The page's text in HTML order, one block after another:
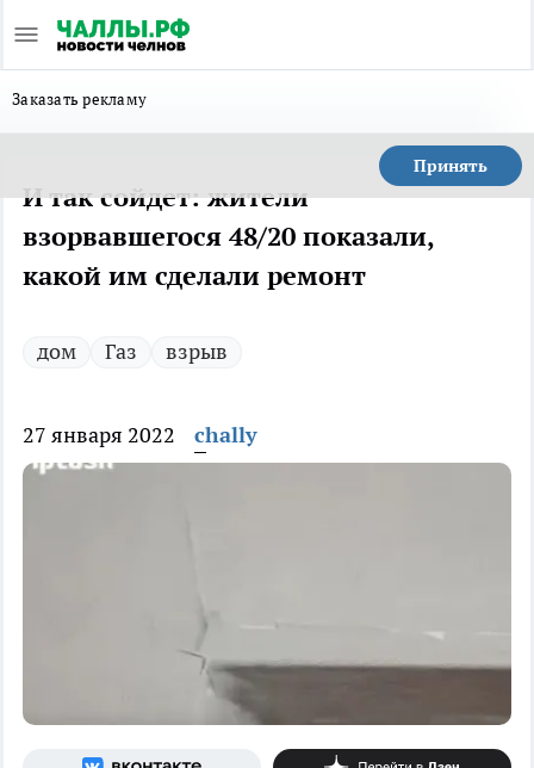
Заказать рекламу
Принять
И так сойдет: жители
взорвавшегося 48/20 показали,
какой им сделали ремонт
дом Газ взрыв
27 января 2022 chally